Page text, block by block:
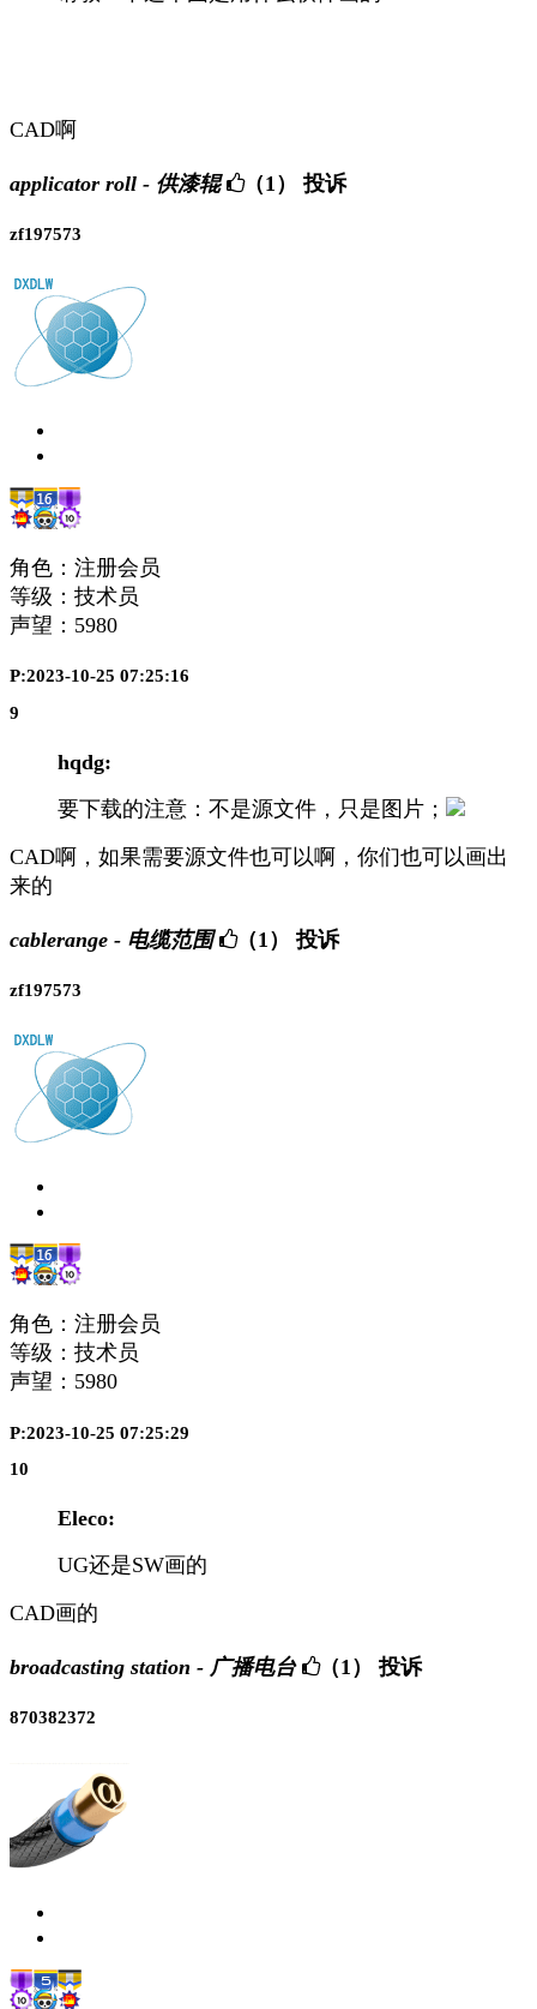
CAD啊
applicator roll - 供漆辊 （1） 投诉
zf197573
角色：注册会员
等级：技术员
声望： 5980
P:2023-10-25 07:25:16
9
hqdg:
要下载的注意：不是源文件，只是图片；
CAD啊，如果需要源文件也可以啊，你们也可以画出
来的
cablerange - 电缆范围 （1） 投诉
zf197573
角色：注册会员
等级：技术员
声望： 5980
P:2023-10-25 07:25:29
10
Eleco:
UG还是SW画的
CAD画的
broadcasting station - 广播电台 （1） 投诉
870382372